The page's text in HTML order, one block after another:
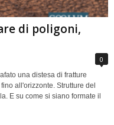
di poligoni,
0
una distesa di fratture
all'orizzonte. Strutture del
E su come si siano formate il